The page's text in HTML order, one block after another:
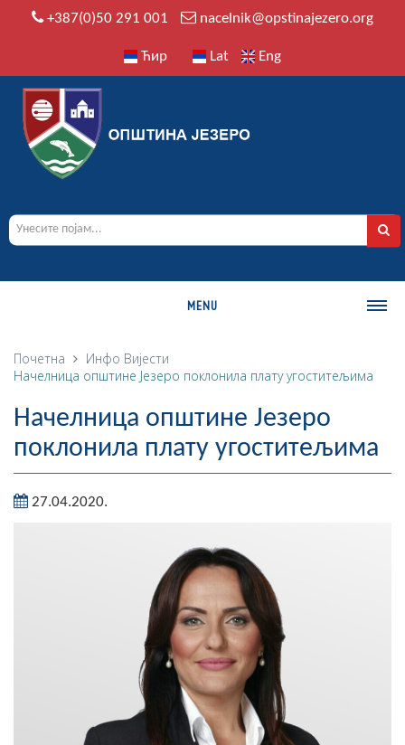
+387(0)50 291 001 nacelnik@opstinajezero.org
Ћир Lat Eng
MENU
О ОПШТИНИ
Историја
Географија
Насељена мјеста
Занимљивости
НАЧЕЛНИК
Замјеник начелника
Извјештај о раду начелника
Почетна Инфо Вијести
Начелница општине Језеро поклонила плату угоститељима
Начелница општине Језеро
поклонила плату угоститељима
27.04.2020.